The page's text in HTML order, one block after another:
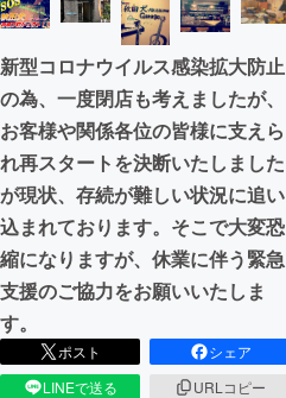
CAMPFIRE for Social Good
CAMPFIREふるさと納税
新型コロナウイルス感染拡大防止
の為、一度閉店も考えましたが、
お客様や関係各位の皆様に支えら
れ再スタートを決断いたしました
が現状、存続が難しい状況に追い
込まれております。そこで大変恐
縮になりますが、休業に伴う緊急
支援のご協力をお願いいたしま
す。
ポスト
シェア
LINEで送る
URLコピー